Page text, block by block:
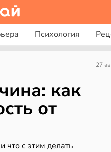
Психология
27
как
от
что с этим делать